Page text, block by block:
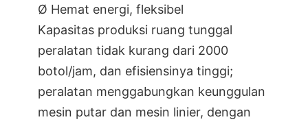
Ø Hemat energi, fleksibel
Kapasitas produksi ruang tunggal
peralatan tidak kurang dari 2000
botol/jam, dan efisiensinya tinggi;
peralatan menggabungkan keunggulan
mesin putar dan mesin linier, dengan